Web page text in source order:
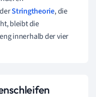
Stringtheorie, die
bleibt die
innerhalb der vier